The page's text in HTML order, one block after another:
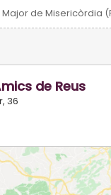
Major de Misericòrdia
de Reus
36